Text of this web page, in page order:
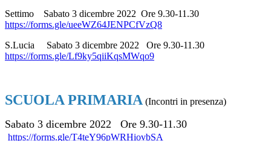
Settimo Sabato 3 dicembre 2022 Ore 9.30-11.30
https://forms.gle/ueeWZ64JENPCfVzQ8
S.Lucia Sabato 3 dicembre 2022 Ore 9.30-11.30
https://forms.gle/Lf9ky5qiiKqsMWqo9
SCUOLA PRIMARIA (Incontri in presenza)
Sabato 3 dicembre 2022 Ore 9.30-11.30
https://forms.gle/T4teY96pWRHiovbSA